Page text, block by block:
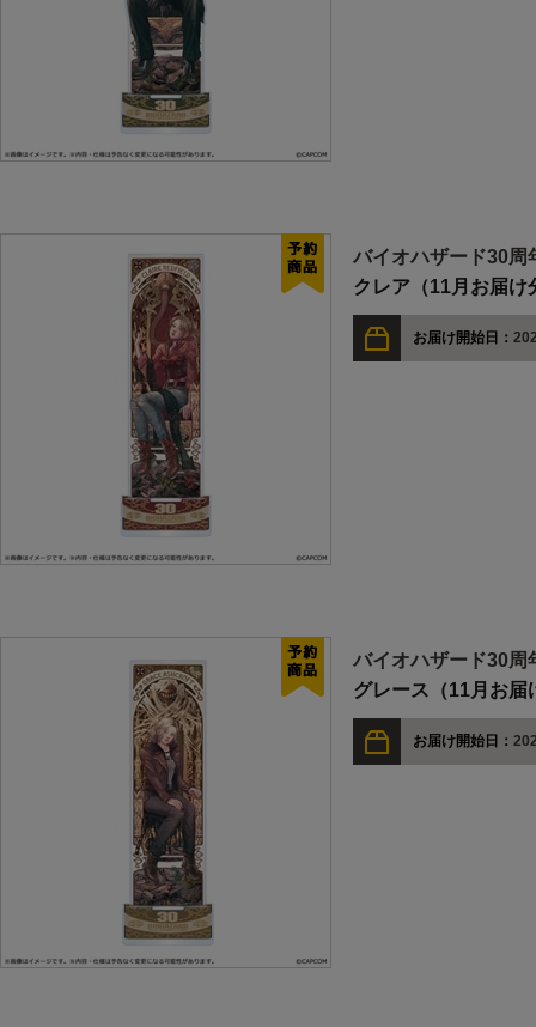
バイオハザード30
クレア（11月お届け
お届け開始日：
バイオハザード30
グレース（11月お届
お届け開始日：